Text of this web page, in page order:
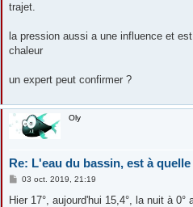
trajet.
la pression aussi a une influence et
chaleur
un expert peut confirmer ?
Oly
Re: L'eau du bassin, est à
M
s
03 oct. 2019, 21:19
Hier 17°, aujourd'hui 15,4°, la nuit à 0°